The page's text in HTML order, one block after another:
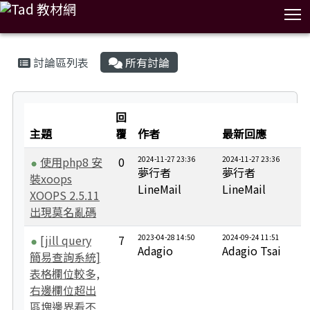
討論區列表 所有討論
No Discuss Title
主題
回
覆
作者
最新回應
使用php8 安
裝xoops
XOOPS 2.5.11
出現莫名亂碼
0 2024-11-27 23:36
夢行者
LineMail
2024-11-27 23:36
夢行者
LineMail
[jill query
簡易查詢系統]
表格欄位較多,
右邊欄位超出
區塊邊界看不
7 2023-04-28 14:50
Adagio
2024-09-24 11:51
Adagio Tsai